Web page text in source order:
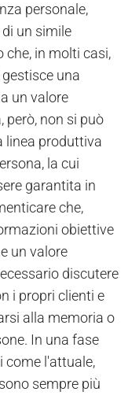
personale,
un simile
in molti casi,
una
un valore
però, non si può
linea produttiva
la cui
garantita in
che,
obiettive
un valore
discutere
i propri clienti e
alla memoria o
In una fase
come l'attuale,
sempre più